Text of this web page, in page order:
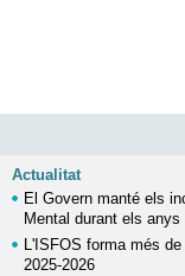
Actualitat
El Govern manté els
Mental durant els anys
L'ISFOS forma més
2025-2026